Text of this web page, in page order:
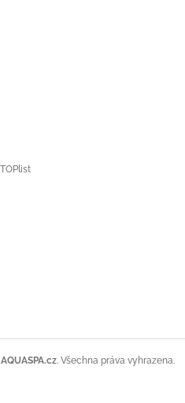
AQUASPA.cz. Všechna práva vyhrazena.